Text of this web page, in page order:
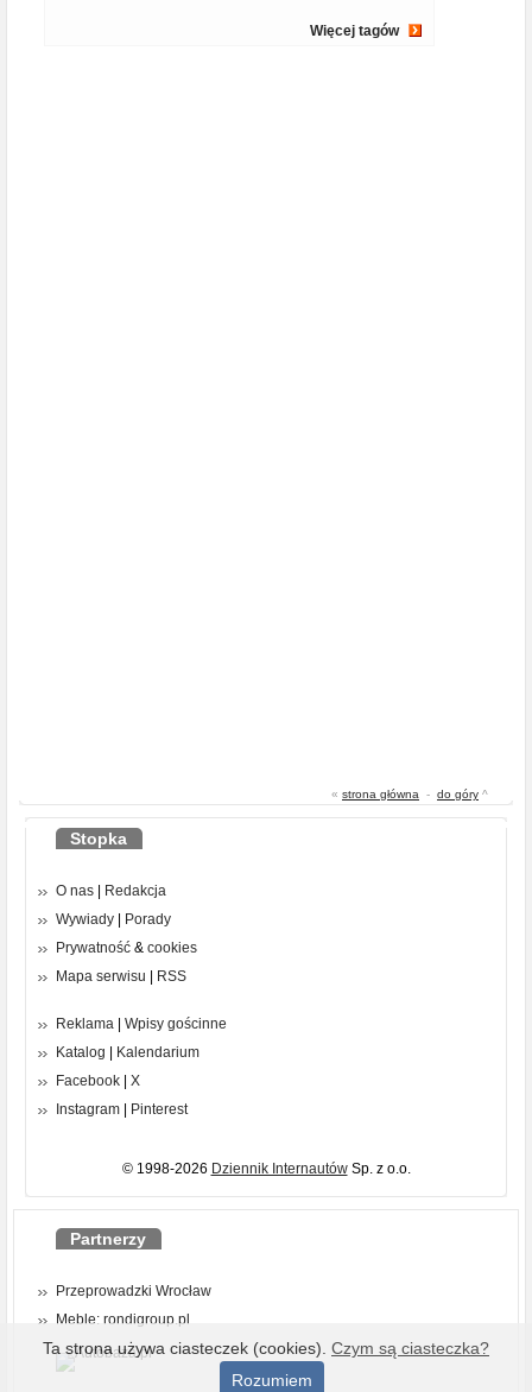
Więcej tagów
« strona główna - do góry ^
Stopka
O nas
Redakcja
Wywiady
Porady
Prywatność & cookies
Mapa serwisu
RSS
Reklama
Wpisy gościnne
Katalog
Kalendarium
Facebook
X
Instagram
Pinterest
© 1998-2026 Dziennik InternautówSp. z o.o.
Partnerzy
Przeprowadzki Wrocław
Meble: rondigroup.pl
Ta strona używa ciasteczek (cookies). Czym są ciasteczka?
Rozumiem